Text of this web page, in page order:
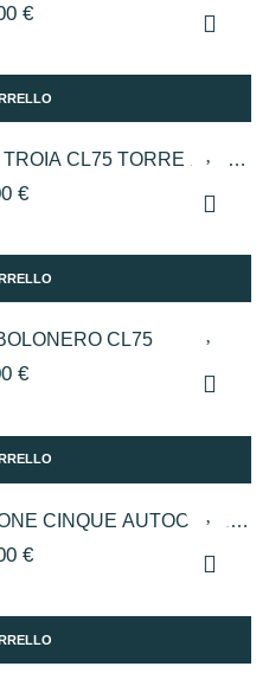
€
CL75 TORRE DEL
€
CL75
€
CINQUE AUTOCTONI
€